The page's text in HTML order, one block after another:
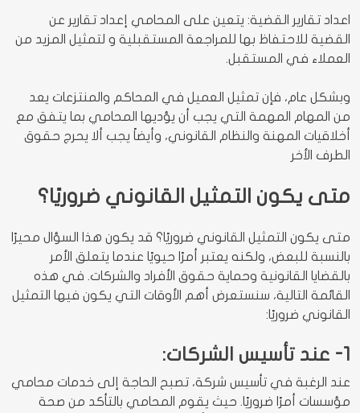
اعداد تقارير القضية: يتعين على المحامي إعداد تقارير عن
القضية للاحتفاظ بها للمراجعة المستقبلية و لتمثيل المزيد من
العملاء في المستقبل.
وبشكل عام، فإن تمثيل العميل في المحاكم والمنتزعات يعد
من المهام المهمة التي يجب أن يؤديها المحامي بما يتفق مع
أخلاقيات المهنة والنظام القانوني، وأيضاً يجب ألا يحرج حقوق
الطرف الأخر
متى يكون التمثيل القانوني ضروريًا؟
متى يكون التمثيل القانوني ضروريًا؟ قد يكون هذا السؤال محيرًا
بالنسبة للبعض، ولكنه يعتبر أمرًا حيويًا عندما يتعلق الأمر
بالقضايا القانونية وحماية حقوق الأفراد والشركات. في هذه
القائمة التالية، سنستعرض أهم الأوقات التي يكون فيها التمثيل
القانوني ضروريًا:
1- عند تأسيس الشركات:
عند الرغبة في تأسيس شركة، تصبح الحاجة إلى خدمات محامي
مؤسسات أمرًا ضروريًا. حيث يقوم المحامي بالتأكد من صحة